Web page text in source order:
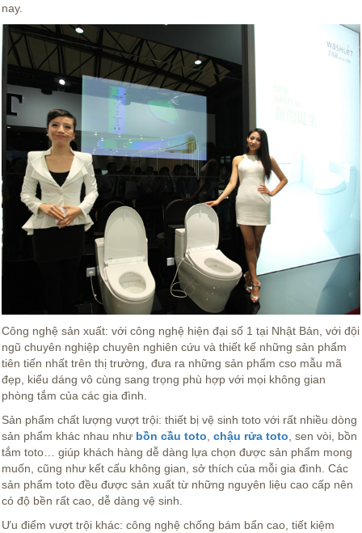
nay.
Công nghệ sản xuất: với công nghệ hiện đại số 1 tại Nhật Bản, với đội
ngũ chuyên nghiệp chuyên nghiên cứu và thiết kế những sản phẩm
tiên tiến nhất trên thị trường, đưa ra những sản phẩm cso mẫu mã
đẹp, kiểu dáng vô cùng sang trọng phù hợp với mọi không gian
phòng tắm của các gia đình.
Sản phẩm chất lượng vượt trội: thiết bị vệ sinh toto với rất nhiều dòng
sản phẩm khác nhau như bồn cầu toto chậu rửa toto , sen vòi, bồn
tắm toto… giúp khách hàng dễ dàng lựa chọn được sản phẩm mong
muốn, cũng như kết cấu không gian, sở thích của mỗi gia đình. Các
sản phẩm toto đều được sản xuất từ những nguyên liệu cao cấp nên
có độ bền rất cao, dễ dàng vệ sinh.
Ưu điểm vượt trội khác: công nghệ chống bám bẩn cao, tiết kiệm